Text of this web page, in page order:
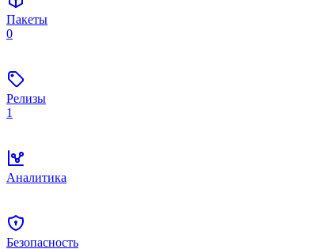
Пакеты
0
Релизы
1
Аналитика
Безопасность